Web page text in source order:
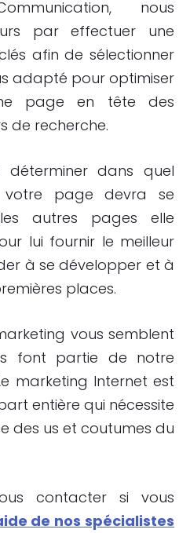
nous
par effectuer une
afin de sélectionner
adapté pour optimiser
page en tête des
de recherche.
déterminer dans quel
votre page devra se
autres pages elle
lui fournir le meilleur
à se développer et à
places.
vous semblent
font partie de notre
marketing Internet est
entière qui nécessite
des us et coutumes du
contacter si vous
de nos spécialistes